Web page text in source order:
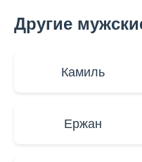
Другие
Камиль
Ержан